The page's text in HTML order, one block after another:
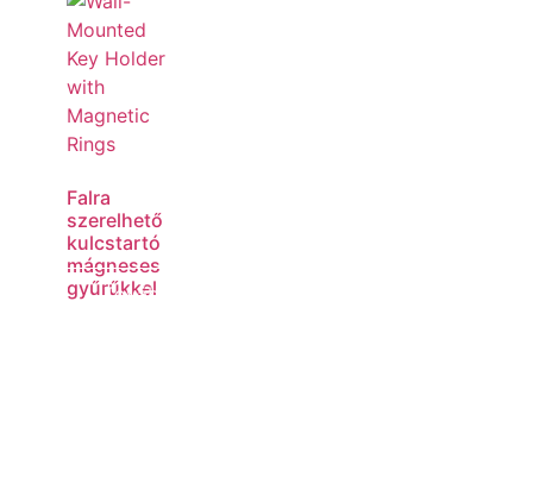
Falra
szerelhető
kulcstartó
mágneses
gyűrűkkel
Tovább